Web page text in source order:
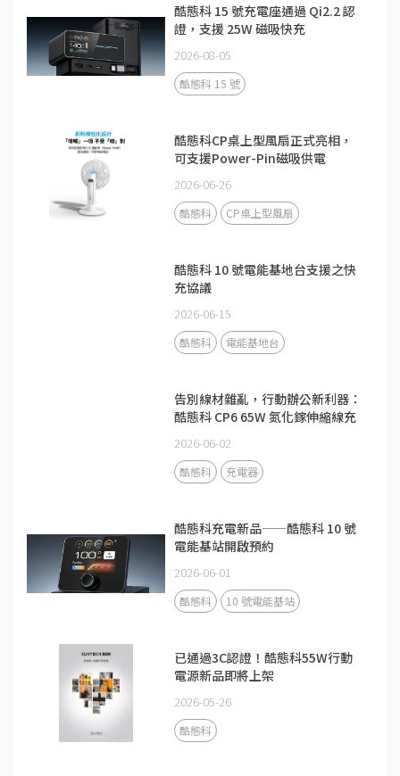
酷態科 15 號充電座通過 Qi2.2 認
證，支援 25W 磁吸快充
2026-08-05
酷態科 15 號
酷態科CP桌上型風扇正式亮相，
可支援Power-Pin磁吸供電
2026-06-26
酷態科 CP桌上型風扇
酷態科 10 號電能基地台支援之快
充協議
2026-06-15
酷態科 電能基地台
告別線材雜亂，行動辦公新利器：
酷態科 CP6 65W 氮化鎵伸縮線充
2026-06-02
酷態科 充電器
酷態科充電新品——酷態科 10 號
電能基站開啟預約
2026-06-01
酷態科 10 號電能基站
已通過3C認證！酷態科55W行動
電源新品即將上架
2026-05-26
酷態科